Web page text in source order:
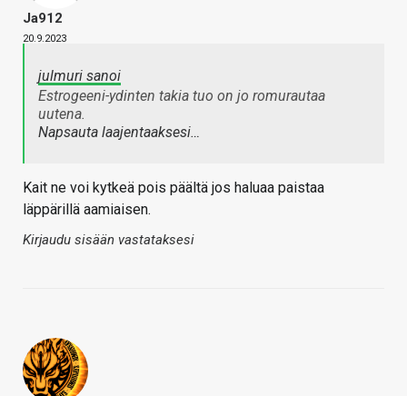
Ja912
20.9.2023
julmuri sanoi
Estrogeeni-ydinten takia tuo on jo romurautaa
uutena.
Napsauta laajentaaksesi…
Kait ne voi kytkeä pois päältä jos haluaa paistaa
läppärillä aamiaisen.
Kirjaudu sisään vastataksesi